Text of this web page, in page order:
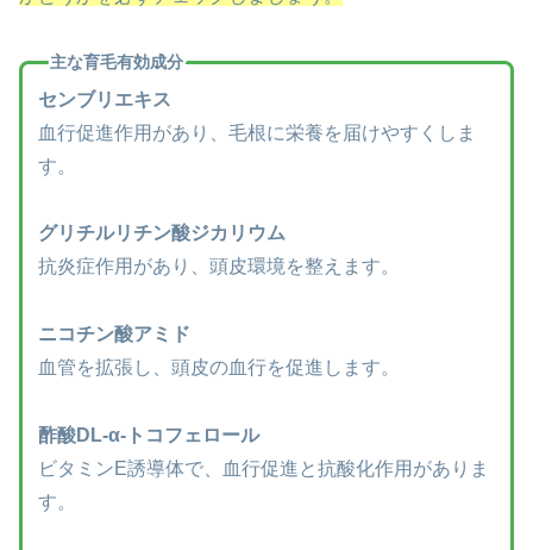
主な育毛有効成分
センブリエキス
血行促進作用があり、毛根に栄養を届けやすくしま
す。
グリチルリチン酸ジカリウム
抗炎症作用があり、頭皮環境を整えます。
ニコチン酸アミド
血管を拡張し、頭皮の血行を促進します。
酢酸DL-α-トコフェロール
ビタミンE誘導体で、血行促進と抗酸化作用がありま
す。